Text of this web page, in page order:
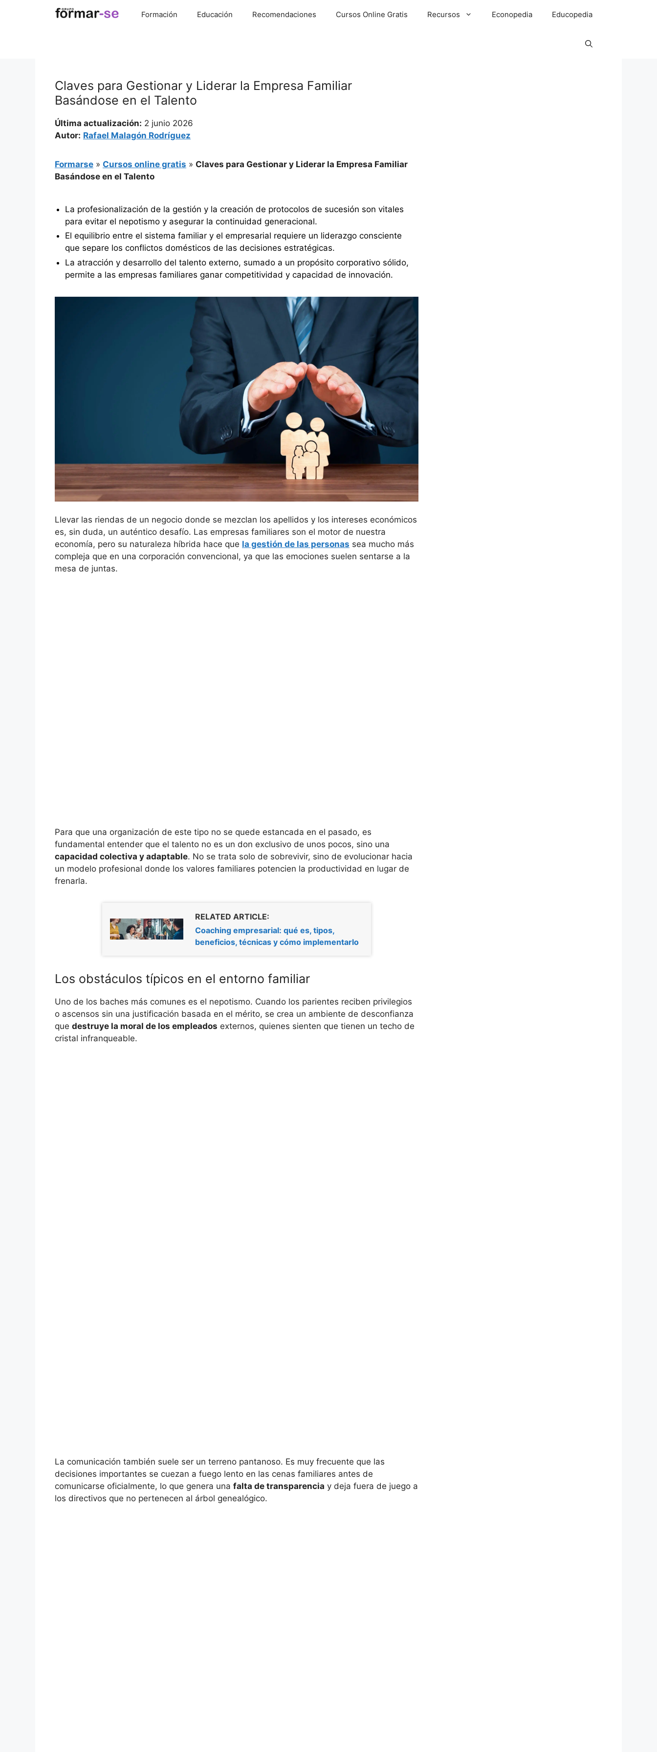
Formación Educación Recomendaciones Cursos Online Gratis Recursos Econopedia Educopedia
Claves para Gestionar y Liderar la Empresa Familiar
Basándose en el Talento
Última actualización: 2 junio 2026
Autor: Rafael Malagón Rodríguez
Formarse » Cursos online gratis » Claves para Gestionar y Liderar la Empresa Familiar
Basándose en el Talento
La profesionalización de la gestión y la creación de protocolos de sucesión son vitales
para evitar el nepotismo y asegurar la continuidad generacional.
El equilibrio entre el sistema familiar y el empresarial requiere un liderazgo consciente
que separe los conflictos domésticos de las decisiones estratégicas.
La atracción y desarrollo del talento externo, sumado a un propósito corporativo sólido,
permite a las empresas familiares ganar competitividad y capacidad de innovación.
Llevar las riendas de un negocio donde se mezclan los apellidos y los intereses económicos
es, sin duda, un auténtico desafío. Las empresas familiares son el motor de nuestra
economía, pero su naturaleza híbrida hace que la gestión de las personas sea mucho más
compleja que en una corporación convencional, ya que las emociones suelen sentarse a la
mesa de juntas.
Para que una organización de este tipo no se quede estancada en el pasado, es
fundamental entender que el talento no es un don exclusivo de unos pocos, sino una
capacidad colectiva y adaptable. No se trata solo de sobrevivir, sino de evolucionar hacia
un modelo profesional donde los valores familiares potencien la productividad en lugar de
frenarla.
RELATED ARTICLE:
Coaching empresarial: qué es, tipos,
beneficios, técnicas y cómo implementarlo
Los obstáculos típicos en el entorno familiar
Uno de los baches más comunes es el nepotismo. Cuando los parientes reciben privilegios
o ascensos sin una justificación basada en el mérito, se crea un ambiente de desconfianza
que destruye la moral de los empleados externos, quienes sienten que tienen un techo de
cristal infranqueable.
La comunicación también suele ser un terreno pantanoso. Es muy frecuente que las
decisiones importantes se cuezan a fuego lento en las cenas familiares antes de
comunicarse oficialmente, lo que genera una falta de transparencia y deja fuera de juego a
los directivos que no pertenecen al árbol genealógico.